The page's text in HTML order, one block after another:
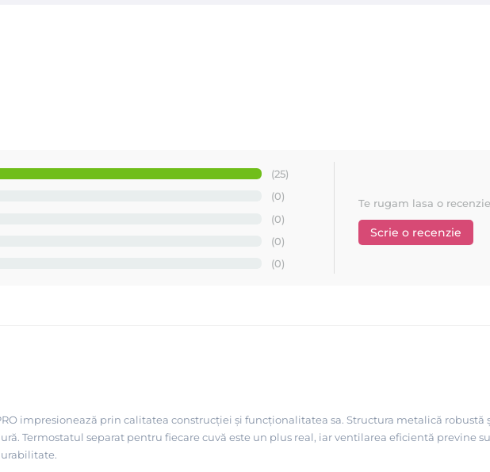
la cuva de jos 19,5 cm
14,5 cm
24 ore !
cu roti pentru decantor obtineti o reducere de 100lei !
etc, ne puteti contacta telefonic !
(25)
(0)
(0)
(0)
(0)
Te rugam lasa o
Scrie o recenzie
impresionează prin calitatea construcției și funcționalitatea sa. Structura metalică
Termostatul separat pentru fiecare cuvă este un plus real, iar ventilarea eficientă previne